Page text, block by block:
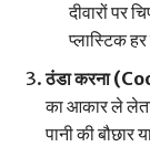
दीवारों पर
प्लास्टिक
ठंडा करना
का आकार ले
पानी की बौछार